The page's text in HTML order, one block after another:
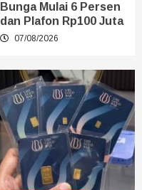
Bunga Mulai 6 Persen
dan Plafon Rp100 Juta
07/08/2026